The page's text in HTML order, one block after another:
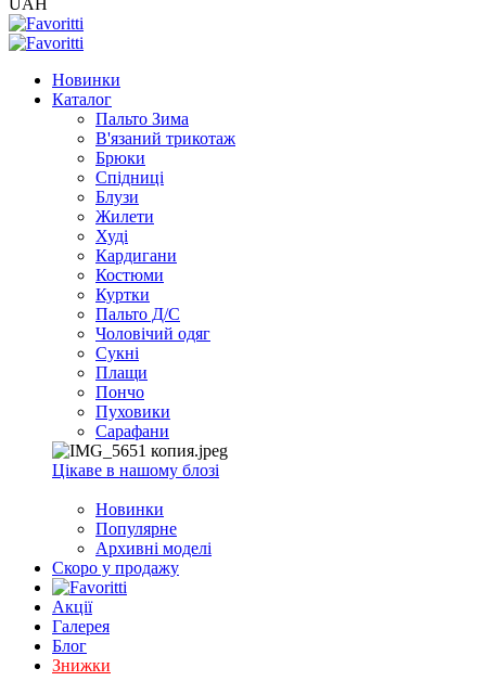
UAH
Новинки
Каталог
Пальто Зима
В'язаний трикотаж
Брюки
Спідниці
Блузи
Жилети
Худі
Кардигани
Костюми
Куртки
Пальто Д/С
Чоловічий одяг
Сукні
Плащи
Пончо
Пуховики
Сарафани
Цікаве в нашому блозі
Новинки
Популярне
Архивні моделі
Скоро у продажу
Акції
Галерея
Блог
Знижки